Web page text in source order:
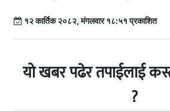
१२ कार्तिक २०८२, मंगलवार १८:५१ प्रकाशित
यो खबर पढेर तपाईलाई
?